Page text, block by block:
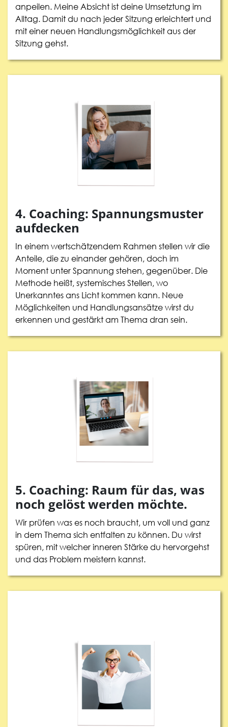
anpeilen. Meine Absicht ist deine Umsetztung im
Alltag. Damit du nach jeder Sitzung erleichtert und
mit einer neuen Handlungsmöglichkeit aus der
Sitzung gehst.
4. Coaching: Spannungsmuster
aufdecken
In einem wertschätzendem Rahmen stellen wir die
Anteile, die zu einander gehören, doch im
Moment unter Spannung stehen, gegenüber. Die
Methode heißt, systemisches Stellen, wo
Unerkanntes ans Licht kommen kann. Neue
Möglichkeiten und Handlungsansätze wirst du
erkennen und gestärkt am Thema dran sein.
5. Coaching: Raum für das, was
noch gelöst werden möchte.
Wir prüfen was es noch braucht, um voll und ganz
in dem Thema sich entfalten zu können. Du wirst
spüren, mit welcher inneren Stärke du hervorgehst
und das Problem meistern kannst.